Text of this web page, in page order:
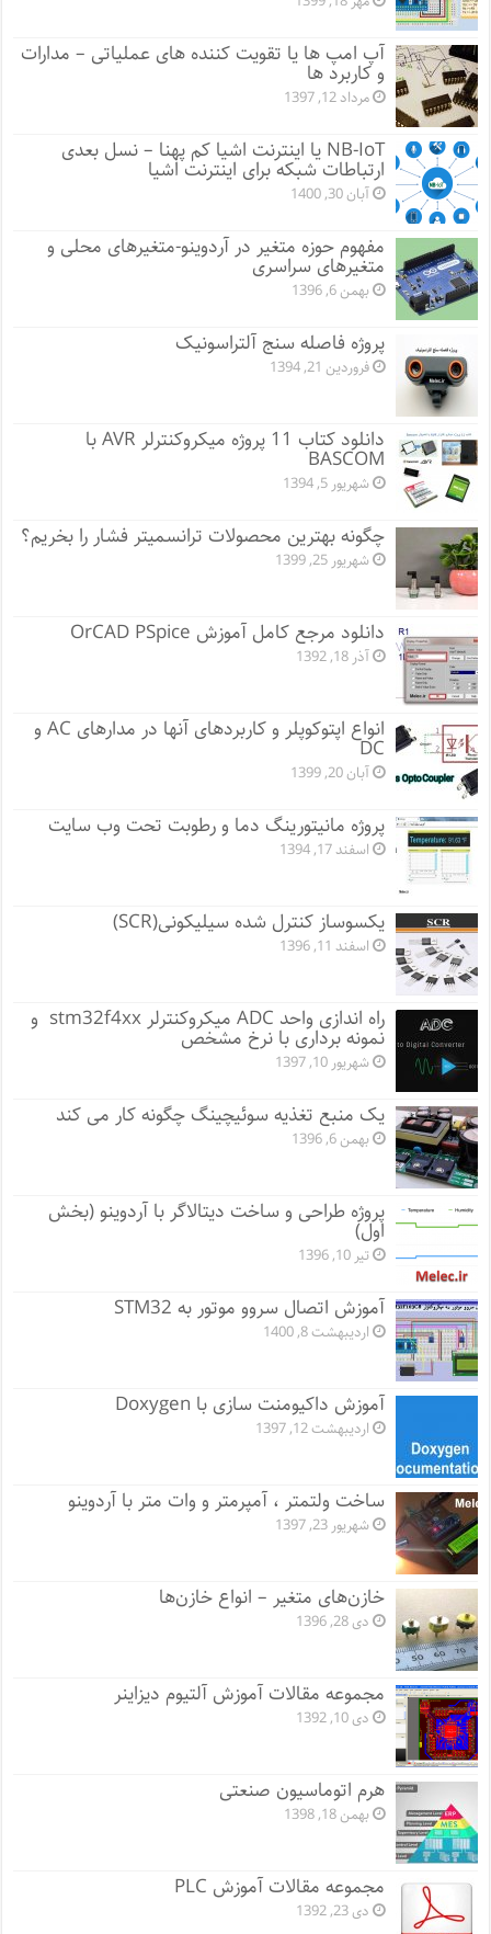
آپ امپ ها یا تقویت کننده های عملیاتی – مدارات
و کاربرد ها
مرداد 12, 1397
NB-IoT یا اینترنت اشیا کم پهنا – نسل بعدی
ارتباطات شبکه برای اینترنت اشیا
آبان 30, 1400
مفهوم حوزه متغیر در آردوینو-متغیرهای محلی و
متغیرهای سراسری
بهمن 6, 1396
پروژه فاصله سنج آلتراسونیک
فروردین 21, 1394
دانلود کتاب 11 پروژه میکروکنترلر AVR با
BASCOM
شهریور 5, 1394
چگونه بهترین محصولات ترانسمیتر فشار را بخریم؟
شهریور 25, 1399
دانلود مرجع کامل آموزش OrCAD PSpice
آذر 18, 1392
انواع اپتوکوپلر و کاربردهای آنها در مدارهای AC و
DC
آبان 20, 1399
پروژه مانيتورينگ دما و رطوبت تحت وب سایت
اسفند 17, 1394
یکسوساز کنترل شده سیلیکونی(SCR)
اسفند 11, 1396
راه اندازی واحد ADC میکروکنترلر stm32f4xx و
نمونه برداری با نرخ مشخص
شهریور 10, 1397
یک منبع تغذیه سوئیچینگ چگونه کار می کند
بهمن 6, 1396
پروژه طراحی و ساخت دیتالاگر با آردوینو (بخش
اول)
تیر 10, 1396
آموزش اتصال سروو موتور به STM32
اردیبهشت 8, 1400
آموزش داکیومنت سازی با Doxygen
اردیبهشت 12, 1397
ساخت ولتمتر ، آمپرمتر و وات متر با آردوینو
شهریور 23, 1397
خازن‌های متغیر – انواع خازن‌ها
دی 28, 1396
مجموعه مقالات آموزش آلتیوم دیزاینر
دی 10, 1392
هرم اتوماسیون صنعتی
بهمن 18, 1398
مجموعه مقالات آموزش PLC
دی 23, 1392